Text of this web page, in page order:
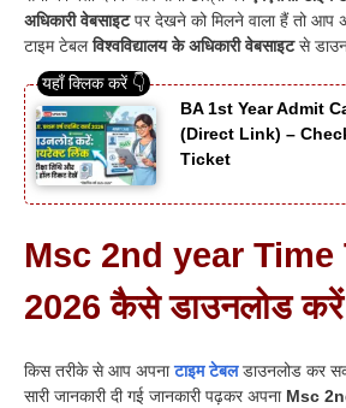
अधिकारी वेबसाइटपर देखने को मिलने वाला हैं तो आप
टाइम टेबलविश्वविद्यालय के अधिकारी वेबसाइटसे
BA 1st Year Admit
(Direct Link) –
Ticket
Msc 2nd year Time
2026कैसे डाउनलोड करें
किस तरीके से आप अपनाटाइम टेबलडाउनलोड कर
सारी जानकारी दी गई जानकारी पढ़कर अपना Msc